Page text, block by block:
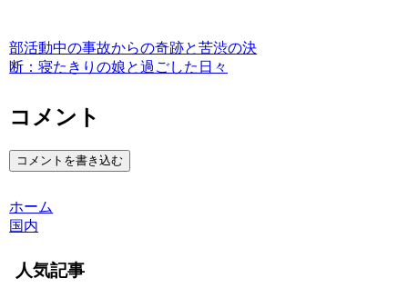
部活動中の事故からの奇跡と苦渋の決
断：寝たきりの娘と過ごした日々
コメント
コメントを書き込む
ホーム
国内
人気記事